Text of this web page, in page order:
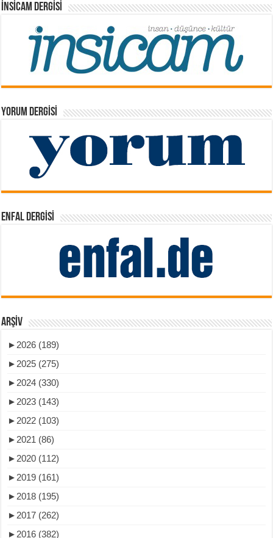
İNSICAM DERGISI
YORUM DERGISI
ENFAL DERGISI
ARŞIV
► 2026 (189)
► 2025 (275)
► 2024 (330)
► 2023 (143)
► 2022 (103)
► 2021 (86)
► 2020 (112)
► 2019 (161)
► 2018 (195)
► 2017 (262)
► 2016 (382)